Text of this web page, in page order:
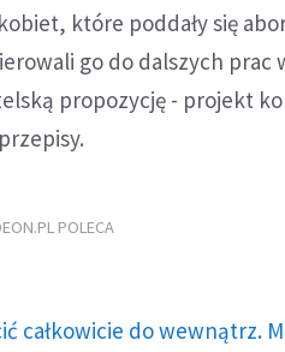
które poddały się
go do dalszych prac
propozycję - projekt
POLECA
całkowicie do wewnątrz.